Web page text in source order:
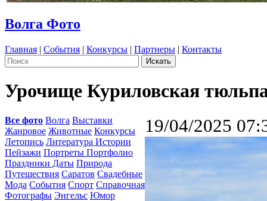
Волга Фото
Главная | События | Конкурсы | Партнеры | Контакты
Урочище Куриловская
Все фото Волга Выставки
Жанровое Животные Конкурсы
Летопись Литература Истории
Пейзажи Портреты Портфолио
Праздники Даты Природа
Путешествия Саратов Свадебные
Мода События Спорт Справочная
Фотографы Энгельс Юмор
19/04/2025